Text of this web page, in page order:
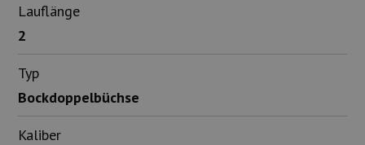
Lauflänge
2
Typ
Bockdoppelbüchse
Kaliber